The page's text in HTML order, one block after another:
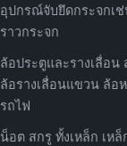
อุปกรณ์จับยึดกระจกเ
ราวกระจก
ล้อประตูและรางเลื่อ
ล้อรางเลื่อนแขวน ล้อ
รถไฟ
น็อต สกรู ทั้งเหล็ก เห